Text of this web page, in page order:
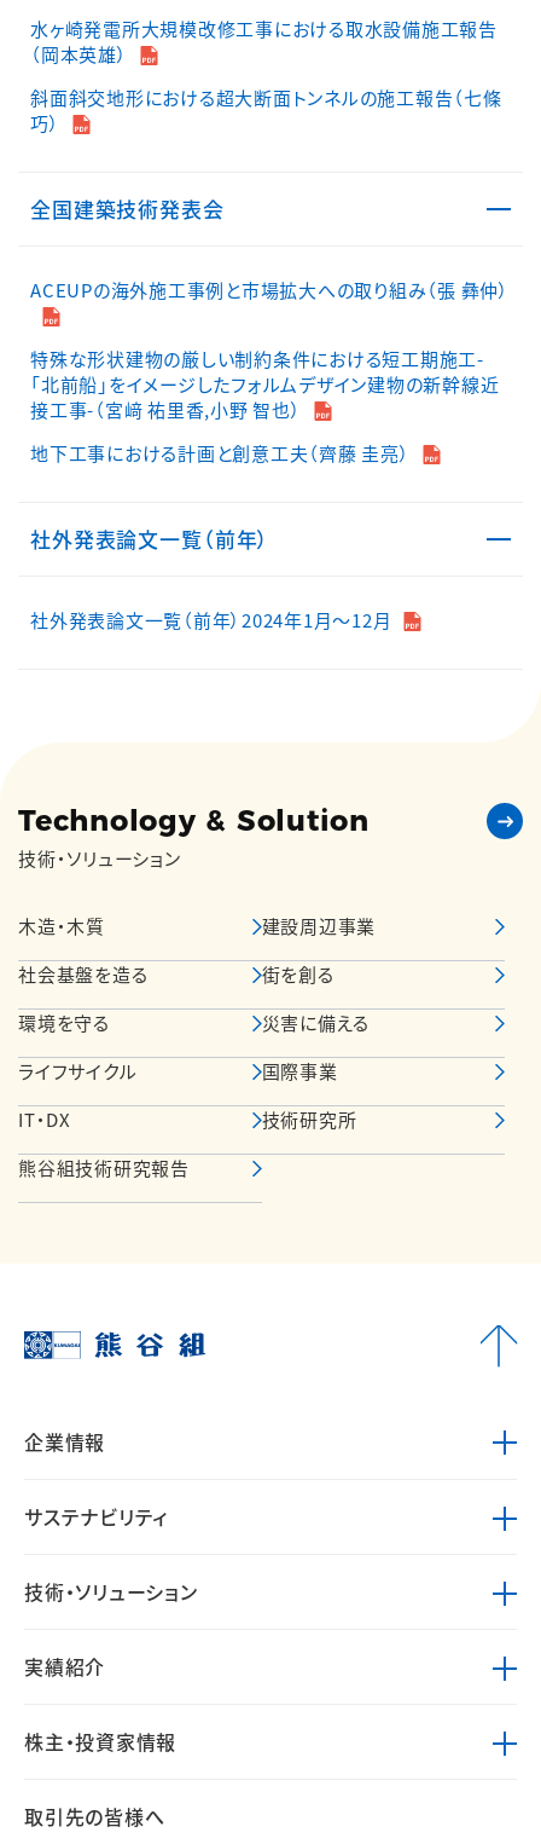
水ヶ崎発電所大規模改修工事における取水設備施工報告
（岡本英雄）
斜面斜交地形における超大断面トンネルの施工報告（七條
巧）
全国建築技術発表会
ACEUPの海外施工事例と市場拡大への取り組み（張 彝仲）
特殊な形状建物の厳しい制約条件における短工期施工-
「北前船」をイメージしたフォルムデザイン建物の新幹線近
接工事-（宮﨑 祐里香,小野 智也）
地下工事における計画と創意工夫（齊藤 圭亮）
社外発表論文一覧（前年）
社外発表論文一覧（前年）2024年1月～12月
Technology & Solution
技術・ソリューション
木造・木質
建設周辺事業
社会基盤を造る
街を創る
環境を守る
災害に備える
ライフサイクル
国際事業
IT・DX
技術研究所
熊谷組技術研究報告
企業情報
サステナビリティ
技術・ソリューション
実績紹介
株主・投資家情報
取引先の皆様へ